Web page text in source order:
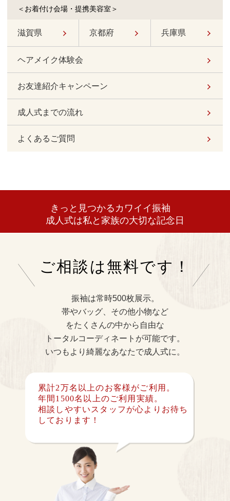
＜お着付け会場・提携美容室＞
滋賀県 京都府 兵庫県
ヘアメイク体験会
お友達紹介キャンペーン
成人式までの流れ
よくあるご質問
きっと見つかるカワイイ振袖
成人式は私と家族の大切な記念日
ご相談は無料です！
振袖は常時500枚展示。
帯やバッグ、その他小物など
をたくさんの中から自由な
トータルコーディネートが可能です。
いつもより綺麗なあなたで成人式に。
累計2万名以上のお客様がご利用。
年間1500名以上のご利用実績。
相談しやすいスタッフが心よりお待ち
しております！